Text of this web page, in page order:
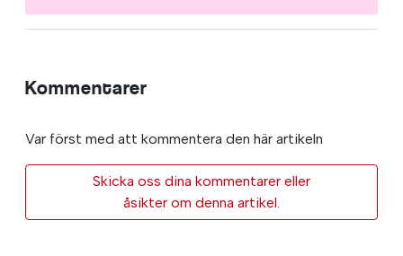
Kommentarer
Var först med att kommentera den här artikeln
Skicka oss dina kommentarer eller
åsikter om denna artikel.